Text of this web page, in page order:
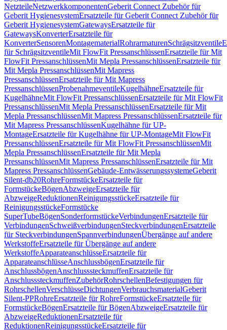
NetzteileNetzwerkkomponentenGeberit Connect Zubehör für
Geberit HygienesystemErsatzteile für Geberit Connect Zubehör für
Geberit HygienesystemGatewaysErsatzteile für
GatewaysKonverterErsatzteile für
KonverterSensorenMontagematerialRohrarmaturenSchrägsitzventile
für SchrägsitzventileMit FlowFit PressanschlüssenErsatzteile für Mit
FlowFit PressanschlüssenMit Mepla PressanschlüssenErsatzteile für
Mit Mepla PressanschlüssenMit Mapress
PressanschlüssenErsatzteile für Mit Mapress
PressanschlüssenProbenahmeventileKugelhähneErsatzteile für
KugelhähneMit FlowFit PressanschlüssenErsatzteile für Mit FlowFit
PressanschlüssenMit Mepla PressanschlüssenErsatzteile für Mit
Mepla PressanschlüssenMit Mapress PressanschlüssenErsatzteile für
Mit Mapress PressanschlüssenKugelhähne für UP-
MontageErsatzteile für Kugelhähne für UP-MontageMit FlowFit
PressanschlüssenErsatzteile für Mit FlowFit PressanschlüssenMit
Mepla PressanschlüssenErsatzteile für Mit Mepla
PressanschlüssenMit Mapress PressanschlüssenErsatzteile für Mit
Mapress PressanschlüssenGebäude-EntwässerungssystemeGeberit
Silent-db20RohreFormstückeErsatzteile für
FormstückeBögenAbzweigeErsatzteile für
AbzweigeReduktionenReinigungsstückeErsatzteile für
ReinigungsstückeFormstücke
SuperTubeBögenSonderformstückeVerbindungenErsatzteile für
VerbindungenSchweißverbindungenSteckverbindungenErsatzteile
für SteckverbindungenSpannverbindungenÜbergänge auf andere
WerkstoffeErsatzteile für Übergänge auf andere
WerkstoffeApparateanschlüsseErsatzteile für
ApparateanschlüsseAnschlussbögenErsatzteile für
AnschlussbögenAnschlusssteckmuffenErsatzteile für
AnschlusssteckmuffenZubehörRohrschellenBefestigungen für
RohrschellenVerschlüsseDichtungenVerbrauchsmaterialGeberit
Silent-PPRohreErsatzteile für RohreFormstückeErsatzteile für
FormstückeBögenErsatzteile für BögenAbzweigeErsatzteile für
AbzweigeReduktionenErsatzteile für
ReduktionenReinigungsstückeErsatzteile für